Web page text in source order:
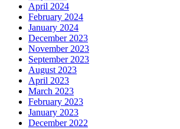
April 2024
February 2024
January 2024
December 2023
November 2023
September 2023
August 2023
April 2023
March 2023
February 2023
January 2023
December 2022